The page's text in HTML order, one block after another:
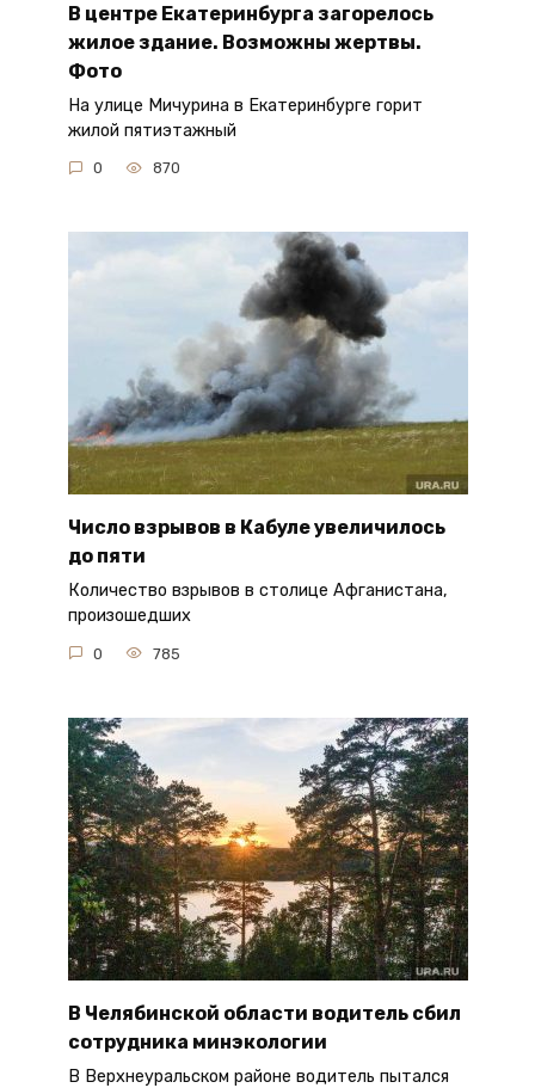
В центре Екатеринбурга загорелось
жилое здание. Возможны жертвы.
Фото
На улице Мичурина в Екатеринбурге горит
жилой пятиэтажный
0 870
Число взрывов в Кабуле увеличилось
до пяти
Количество взрывов в столице Афганистана,
произошедших
0 785
В Челябинской области водитель сбил
сотрудника минэкологии
В Верхнеуральском районе водитель пытался